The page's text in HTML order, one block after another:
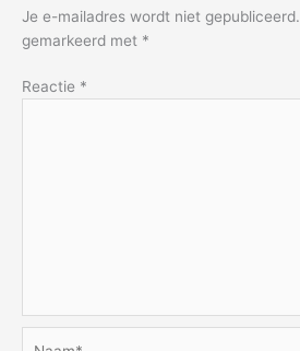
Je e-mailadres wordt niet gepubliceerd.
gemarkeerd met *
Reactie *